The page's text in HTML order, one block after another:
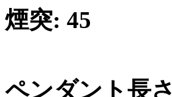
煙突: 45
ペンダント長さ